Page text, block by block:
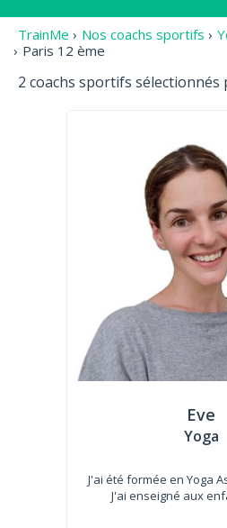
TrainMe › Nos coachs sportifs ›
› Paris 12 ème
2 coachs sportifs sélectionnés
Eve
Yoga
J'ai été formée en Yoga
J'ai enseigné aux